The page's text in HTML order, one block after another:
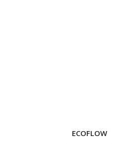
ECOFLOW